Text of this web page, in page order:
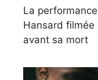
La
Hansard filmée
avant sa mort